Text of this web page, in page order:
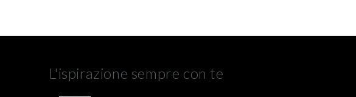
L'ispirazione sempre con te